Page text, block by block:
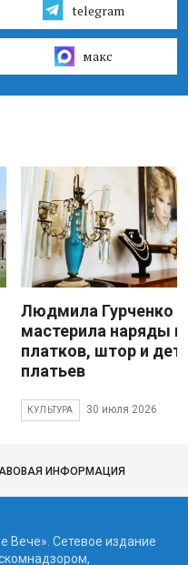
telegram
макс
Людмила Гурченко
мастерила наряды
платков, штор и
платьев
КУЛЬТУРА 30 июля 2026
ИНФОРМАЦИЯ
Вече». Сетевое издание